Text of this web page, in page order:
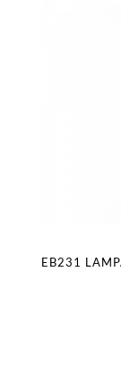
EB231